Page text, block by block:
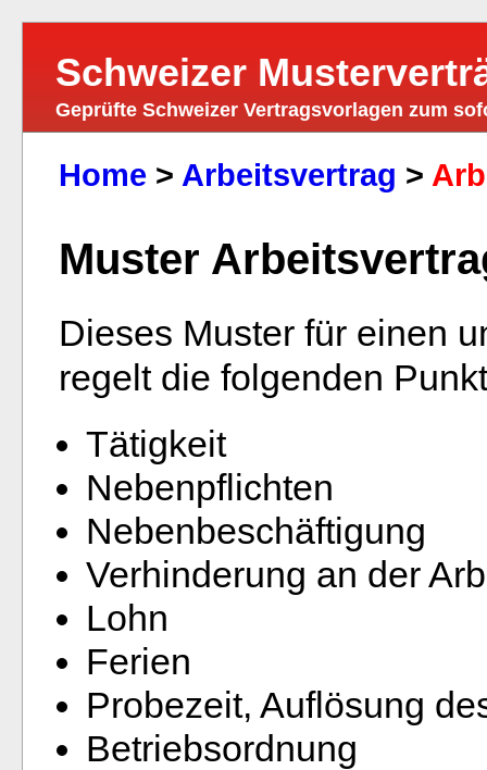
Schweizer
Geprüfte Schweizer Vertragsvorlagen zum
Home > Arbeitsvertrag >
Muster
Dieses Muster für einen
regelt die folgenden
Tätigkeit
Nebenpflichten
Nebenbeschäftigung
Verhinderung an der
Lohn
Ferien
Probezeit, Auflösung
Betriebsordnung